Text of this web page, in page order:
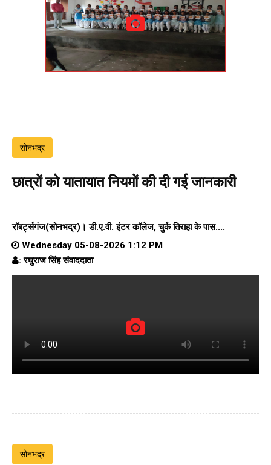
सोनभद्र
छात्रों को यातायात नियमों की दी गई जानकारी
रॉबर्ट्सगंज(सोनभद्र)। डी.ए.वी. इंटर कॉलेज, चुर्क तिराहा के पास....
Wednesday 05-08-2026 1:12 PM
: रघुराज सिंह संवाददाता
सोनभद्र